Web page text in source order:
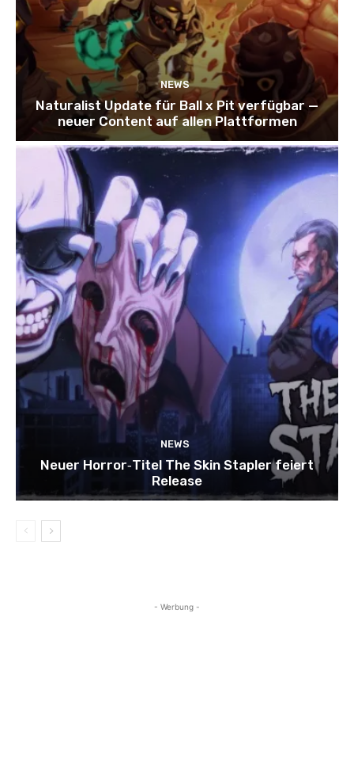
NEWS
Naturalist Update für Ball x Pit verfügbar —
neuer Content auf allen Plattformen
NEWS
Neuer Horror‑Titel The Skin Stapler feiert
Release
- Werbung -